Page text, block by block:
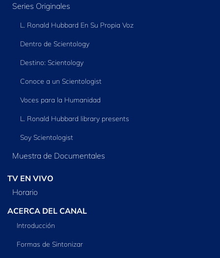
Series Originales
L. Ronald Hubbard En Su Propia Voz
Dentro de Scientology
Destino: Scientology
Conoce a un Scientologist
Voces para la Humanidad
L. Ronald Hubbard library presents
Soy Scientologist
Muestra de Documentales
TV EN VIVO
Horario
ACERCA DEL CANAL
Introducción
Formas de Sintonizar